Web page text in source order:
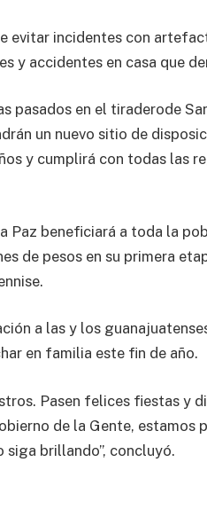
evitar incidentes con
y accidentes en casa que
pasados en el tiraderode
un nuevo sitio de
y cumplirá con todas las
Paz beneficiará a toda la
de pesos en su primera
a las y los
en familia este fin de año.
Pasen felices fiestas y
de la Gente, estamos
brillando”, concluyó.